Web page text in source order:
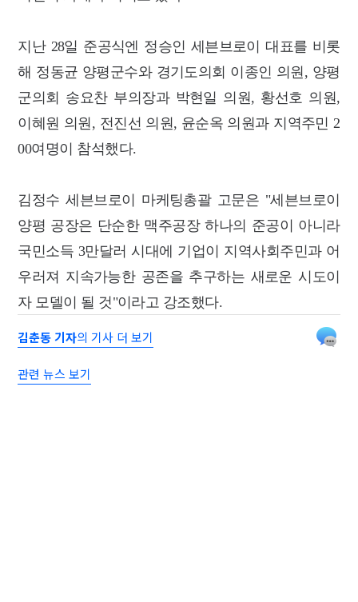
지난 28일 준공식엔 정승인 세븐브로이 대표를 비롯
해 정동균 양평군수와 경기도의회 이종인 의원, 양평
군의회 송요찬 부의장과 박현일 의원, 황선호 의원,
이혜원 의원, 전진선 의원, 윤순옥 의원과 지역주민 2
00여명이 참석했다.
김정수 세븐브로이 마케팅총괄 고문은 "세븐브로이
양평 공장은 단순한 맥주공장 하나의 준공이 아니라
국민소득 3만달러 시대에 기업이 지역사회주민과 어
우러져 지속가능한 공존을 추구하는 새로운 시도이
자 모델이 될 것"이라고 강조했다.
김춘동 기자의 기사 더 보기
관련 뉴스 보기